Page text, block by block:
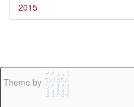
2015
Theme by